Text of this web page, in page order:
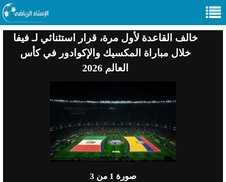
خالف القاعدة لأول مرة، قرار استثنائي لـ فيفا
خلال مباراة المكسيك والإكوادور في كأس
العالم 2026
صورة 1 من 3